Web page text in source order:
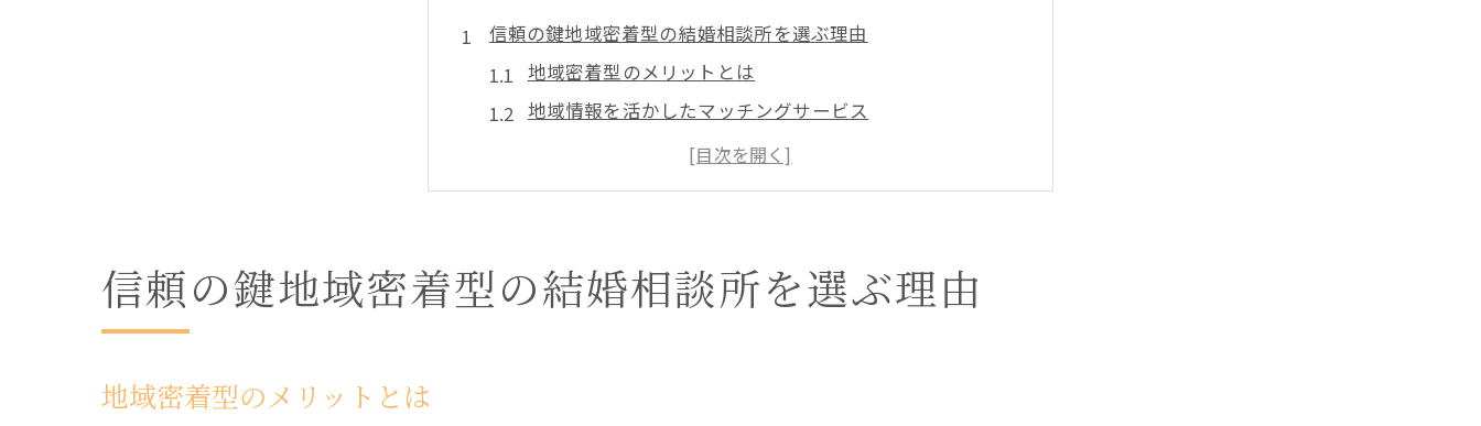
信頼の鍵地域密着型の結婚相談所を選ぶ理由
地域密着型のメリットとは
地域情報を活かしたマッチングサービス
地域に根ざした信頼性の重要性
地域限定のイベントや活動を活用する
地域密着型相談所の具体的な選び方
千歳市で理想のパートナーを探すための結婚相談所の選び方
信頼の鍵地域密着型の結婚相談所を選ぶ理由
地域密着型のメリットとは